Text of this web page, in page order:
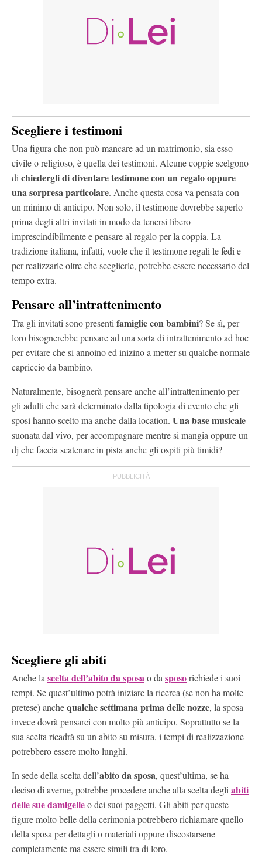
Scegliere i testimoni
Una figura che non può mancare ad un matrimonio, sia esso
civile o religioso, è quella dei testimoni. Alcune coppie scelgono
dichiedergli di diventare testimone con un regalo oppure
una sorpresa particolare. Anche questa cosa va pensata con
un minimo di anticipo. Non solo, il testimone dovrebbe saperlo
prima degli altri invitati in modo da tenersi libero
imprescindibilmente e pensare al regalo per la coppia. La
tradizione italiana, infatti, vuole che il testimone regali le fedi e
per realizzarle oltre che sceglierle, potrebbe essere necessario del
tempo extra.
Pensare all’intrattenimento
Tra gli invitati sono presenti famiglie con bambini? Se sì, per
loro bisognerebbe pensare ad una sorta di intrattenimento ad hoc
per evitare che si annoino ed inizino a metter su qualche normale
capriccio da bambino.
Naturalmente, bisognerà pensare anche all’intrattenimento per
gli adulti che sarà determinato dalla tipologia di evento che gli
sposi hanno scelto ma anche dalla location. Una base musicale
suonata dal vivo, per accompagnare mentre si mangia oppure un
dj che faccia scatenare in pista anche gli ospiti più timidi?
Scegliere gli abiti
Anche lascelta dell’abito da sposao dasposorichiede i suoi
tempi. Se quest’ultimo potrà iniziare la ricerca (se non ha molte
pretese) anchequalche settimana prima delle nozze, la sposa
invece dovrà pensarci con molto più anticipo. Soprattutto se la
sua scelta ricadrà su un abito su misura, i tempi di realizzazione
potrebbero essere molto lunghi.
In sede della scelta dell’abito da sposa, quest’ultima, se ha
deciso di averne, potrebbe procedere anche alla scelta degliabiti
delle sue damigelleo dei suoi paggetti. Gli abiti per queste
figure molto belle della cerimonia potrebbero richiamare quello
della sposa per dettagli o materiali oppure discostarsene
completamente ma essere simili tra di loro.